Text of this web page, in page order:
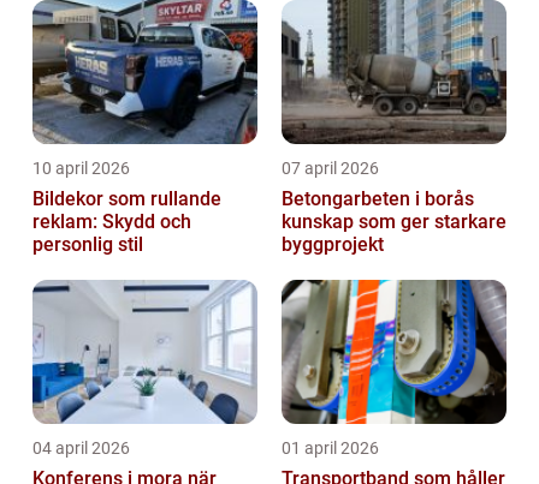
10 april 2026
Bildekor som rullande
reklam: Skydd och
personlig stil
07 april 2026
Betongarbeten i borås
kunskap som ger starkare
byggprojekt
04 april 2026
Konferens i mora när
01 april 2026
Transportband som håller